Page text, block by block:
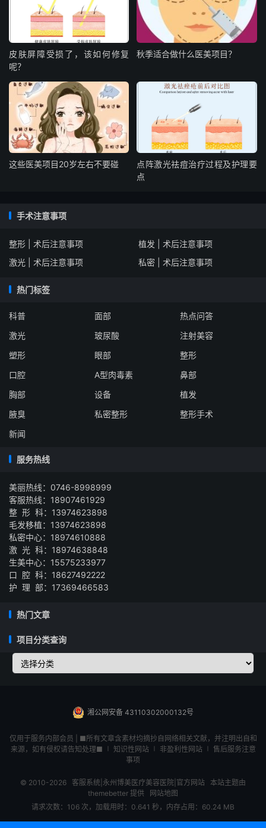
皮肤屏障受损了，该如何修复
呢？
秋季适合做什么医美项目？
这些医美项目20岁左右不要碰
点阵激光祛痘治疗过程及护理要
点
手术注意事项
整形 | 术后注意事项
植发 | 术后注意事项
激光 | 术后注意事项
私密 | 术后注意事项
热门标签
科普 面部
热点问答
激光
玻尿酸
注射美容
塑形
眼部
整形
口腔
A型肉毒素
鼻部
胸部
设备
植发
腋臭
私密整形
整形手术
新闻
服务热线
美丽热线：0746-8998999
客服热线：18907461929
整 形 科：13974623898
毛发移植：13974623898
私密中心：18974610888
激 光 科：18974638848
生美中心：15575233977
口 腔 科：18627492222
护 理 部：17369466583
热门文章
项目分类查询
湘公网安备 43110302000132号
仅用于服务内部会员 | ■所有文章含素材均摘抄自网络相关文献，并注明出自和
来源，如有侵权请告知处理■ ∣ 知识性网站 ∣ 非盈利性网站 ∣ 售后服务注意
事项
© 2010-2026 客服系统|永州博美医疗美容医院|官方网站 本站主题由
themebetter 提供
网站地图
请求次数：106 次，加载用时：0.641 秒，内存占用：60.24 MB